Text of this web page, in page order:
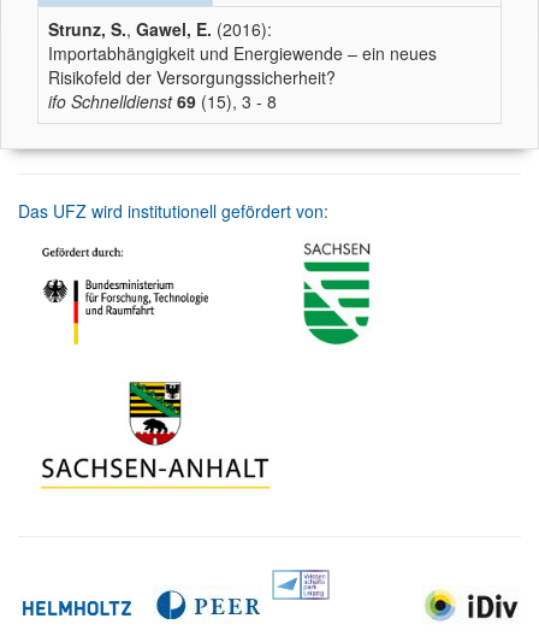
Strunz, S., Gawel, E. (2016):
Importabhängigkeit und Energiewende – ein neues
Risikofeld der Versorgungssicherheit?
ifo Schnelldienst 69 (15), 3 - 8
Das UFZ wird institutionell gefördert von: